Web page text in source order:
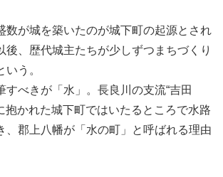
数が城を築いたのが城下町の起源とされ
後、歴代城主たちが少しずつまちづくり
う。
すべきが「水」。長良川の支流“吉田
抱かれた城下町ではいたるところで水路
、郡上八幡が「水の町」と呼ばれる理由